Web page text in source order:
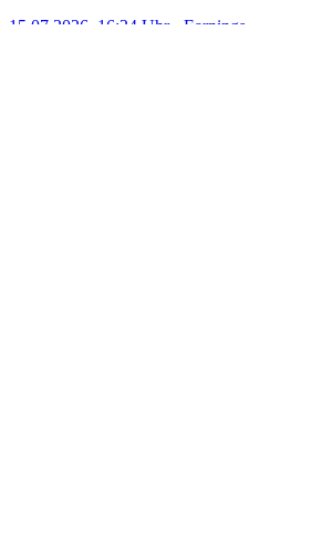
15.07.2026, 16:34 Uhr
Earnings